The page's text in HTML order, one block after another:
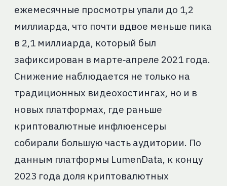
ежемесячные просмотры упали до 1,2
миллиарда, что почти вдвое меньше пика
в 2,1 миллиарда, который был
зафиксирован в марте‑апреле 2021 года.
Снижение наблюдается не только на
традиционных видеохостингах, но и в
новых платформах, где раньше
криптовалютные инфлюенсеры
собирали большую часть аудитории. По
данным платформы LumenData, к концу
2023 года доля криптовалютных